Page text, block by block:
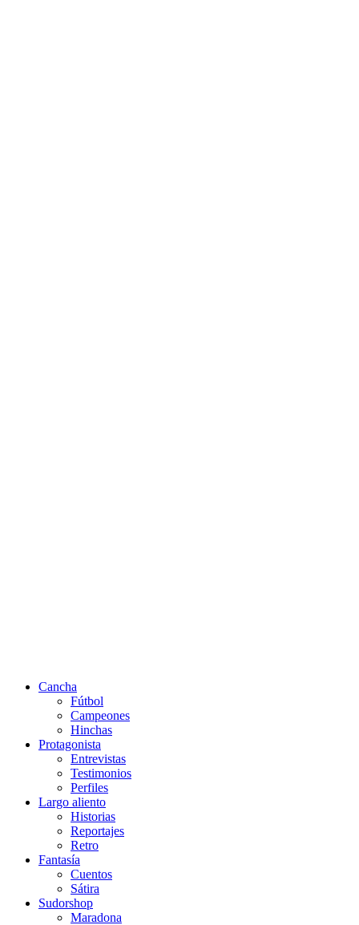
Cancha
Fútbol
Campeones
Hinchas
Protagonista
Entrevistas
Testimonios
Perfiles
Largo aliento
Historias
Reportajes
Retro
Fantasía
Cuentos
Sátira
Sudorshop
Maradona